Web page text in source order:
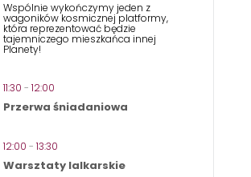
Wspólnie wykończymy jeden z
wagoników kosmicznej platformy,
która reprezentować będzie
tajemniczego mieszkańca innej
Planety!
11:30 - 12:00
Przerwa śniadaniowa
12:00 - 13:30
Warsztaty lalkarskie